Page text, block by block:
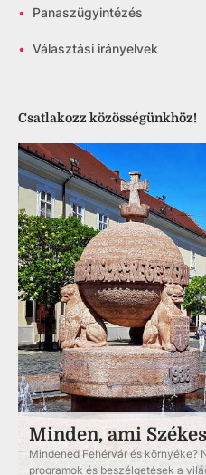
• Panaszügyintézés
• Választási irányelvek
Csatlakozz közösségünkhöz!
Minden, ami
Mindened Fehérvár és környéke?
programok és beszélgetések a